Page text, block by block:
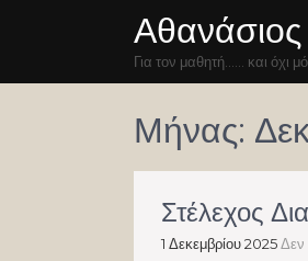
Αθανάσιος
Για τον μαθητή…… και όχι
Μήνας:
Στέλεχος
1 Δεκεμβρίου 2025Δεν